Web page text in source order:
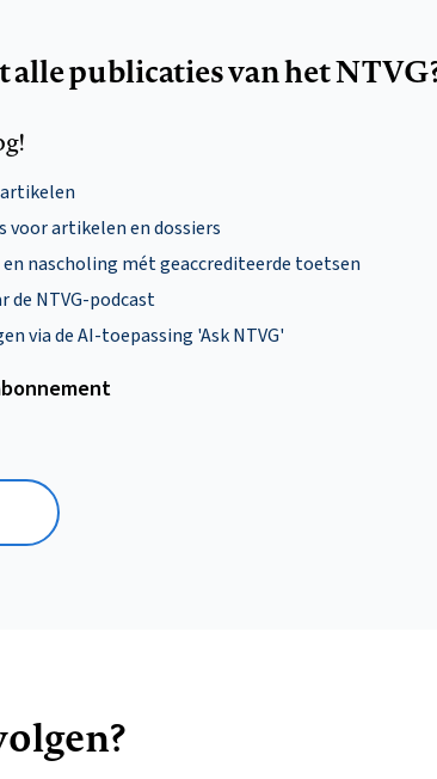
publicaties van het
voor artikelen en dossiers
nascholing mét geaccrediteerde toetsen
de NTVG-podcast
via de AI-toepassing 'Ask NTVG'